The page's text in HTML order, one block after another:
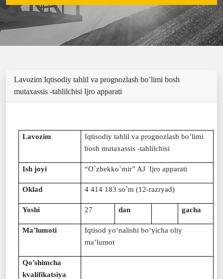
Lavozim Iqtisodiy tahlil va prognozlash bo’limi bosh
mutaxassis -tahlilchisi Ijro apparati
Lavozim
Iqtisodiy tahlil va prognozlash bo’limi
bosh mutaxassis -tahlilchisi
Ish joyi “O`zbekko`mir” AJ Ijro apparati
Oklad 4 414 183 so`m (12-razryad)
Yoshi 27 dan gacha
Ma’lumoti
Iqtisod yo‘nalishi bo‘yicha oliy
ma’lumot
Qo’shimcha
kvalifikatsiya